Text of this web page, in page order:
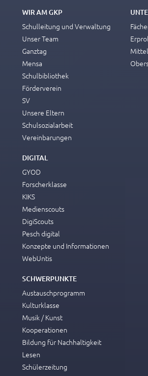
WIR AM GKP
Schulleitung und Verwaltung
Unser Team
Ganztag
Mensa
Schulbibliothek
Förderverein
SV
Unsere Eltern
Schulsozialarbeit
Vereinbarungen
DIGITAL
GYOD
Forscherklasse
KIKS
Medienscouts
DigiScouts
Pesch digital
Konzepte und Informationen
WebUntis
SCHWERPUNKTE
Austauschprogramm
Kulturklasse
Musik / Kunst
Kooperationen
Bildung für Nachhaltigkeit
Lesen
Schülerzeitung